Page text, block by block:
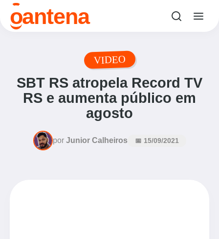
oantena
VIDEO
SBT RS atropela Record TV
RS e aumenta público em
agosto
por Junior Calheiros 📅 15/09/2021